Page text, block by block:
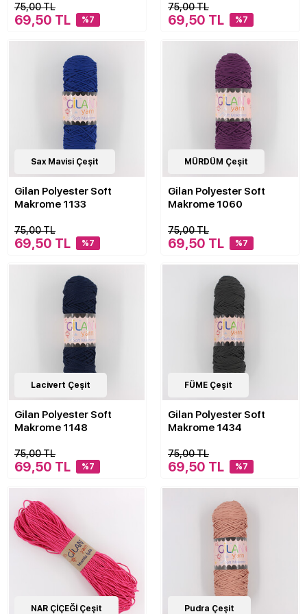
75,00 TL
69,50 TL %7
75,00 TL
69,50 TL %7
30Çeşit
Sax Mavisi Çeşit
Gilan Polyester Soft
Makrome 1133
75,00 TL
69,50 TL %7
30Çeşit
MÜRDÜM Çeşit
Gilan Polyester Soft
Makrome 1060
75,00 TL
69,50 TL %7
30Çeşit
Lacivert Çeşit
Gilan Polyester Soft
Makrome 1148
75,00 TL
69,50 TL %7
30 Çeşit
FÜME Çeşit
Gilan Polyester Soft
Makrome 1434
75,00 TL
69,50 TL %7
NAR ÇİÇEĞİ Çeşit 30Çeşit
Pudra Çeşit